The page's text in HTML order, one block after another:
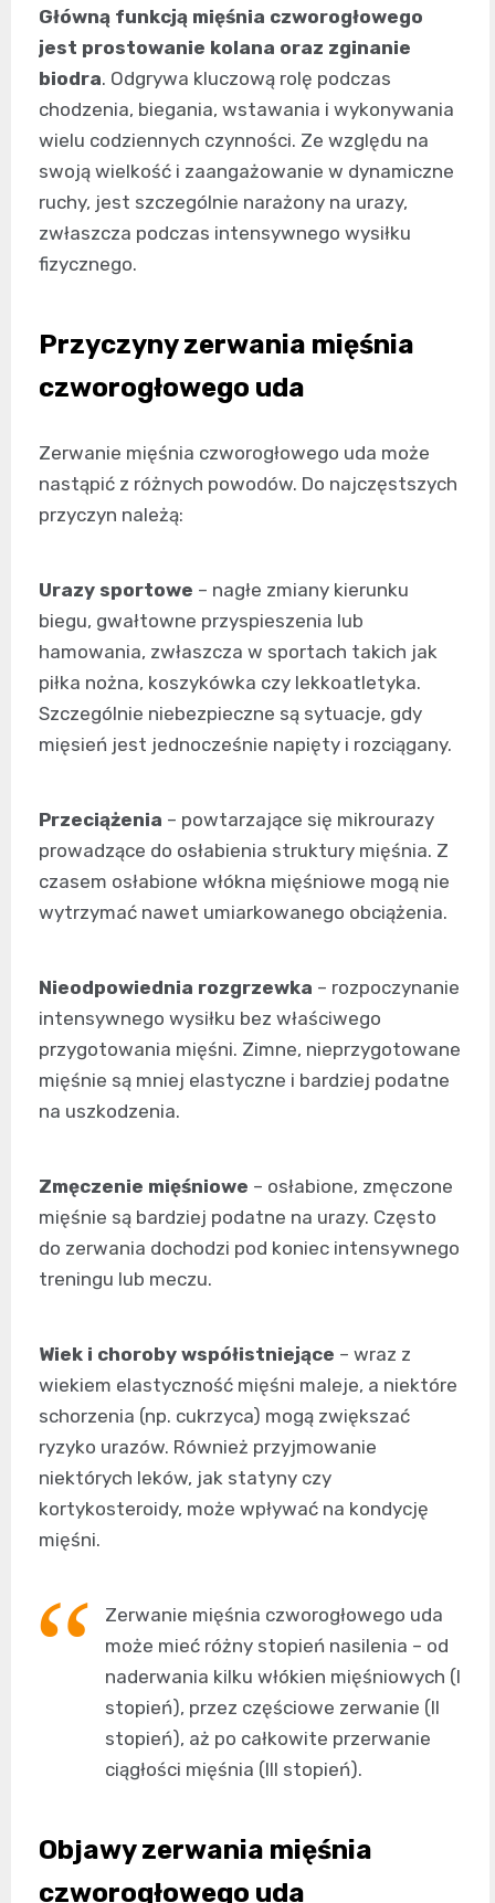
Główną funkcją mięśnia czworogłowego
jest prostowanie kolana oraz zginanie
biodra. Odgrywa kluczową rolę podczas
chodzenia, biegania, wstawania i wykonywania
wielu codziennych czynności. Ze względu na
swoją wielkość i zaangażowanie w dynamiczne
ruchy, jest szczególnie narażony na urazy,
zwłaszcza podczas intensywnego wysiłku
fizycznego.
Przyczyny zerwania mięśnia
czworogłowego uda
Zerwanie mięśnia czworogłowego uda może
nastąpić z różnych powodów. Do najczęstszych
przyczyn należą:
Urazy sportowe – nagłe zmiany kierunku
biegu, gwałtowne przyspieszenia lub
hamowania, zwłaszcza w sportach takich jak
piłka nożna, koszykówka czy lekkoatletyka.
Szczególnie niebezpieczne są sytuacje, gdy
mięsień jest jednocześnie napięty i rozciągany.
Przeciążenia – powtarzające się mikrourazy
prowadzące do osłabienia struktury mięśnia. Z
czasem osłabione włókna mięśniowe mogą nie
wytrzymać nawet umiarkowanego obciążenia.
Nieodpowiednia rozgrzewka – rozpoczynanie
intensywnego wysiłku bez właściwego
przygotowania mięśni. Zimne, nieprzygotowane
mięśnie są mniej elastyczne i bardziej podatne
na uszkodzenia.
Zmęczenie mięśniowe – osłabione, zmęczone
mięśnie są bardziej podatne na urazy. Często
do zerwania dochodzi pod koniec intensywnego
treningu lub meczu.
Wiek i choroby współistniejące – wraz z
wiekiem elastyczność mięśni maleje, a niektóre
schorzenia (np. cukrzyca) mogą zwiększać
ryzyko urazów. Również przyjmowanie
niektórych leków, jak statyny czy
kortykosteroidy, może wpływać na kondycję
mięśni.
Zerwanie mięśnia czworogłowego uda
może mieć różny stopień nasilenia – od
naderwania kilku włókien mięśniowych (I
stopień), przez częściowe zerwanie (II
stopień), aż po całkowite przerwanie
ciągłości mięśnia (III stopień).
Objawy zerwania mięśnia
czworogłowego uda